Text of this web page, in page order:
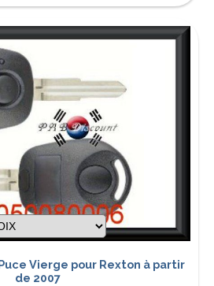
Vierge pour Rexton à partir
de 2007